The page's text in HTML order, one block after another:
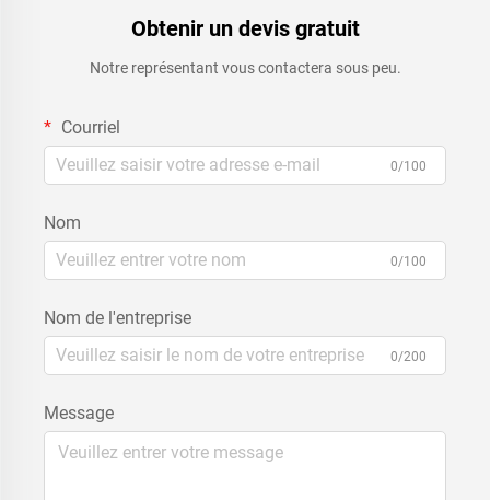
Obtenir un devis gratuit
Notre représentant vous contactera sous peu.
Courriel
0/100
Nom
0/100
Nom de l'entreprise
0/200
Message